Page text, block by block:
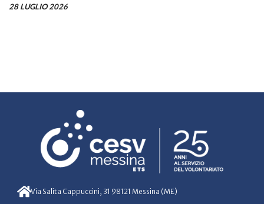
28 LUGLIO 2026
Via Salita Cappuccini, 31 98121 Messina (ME)